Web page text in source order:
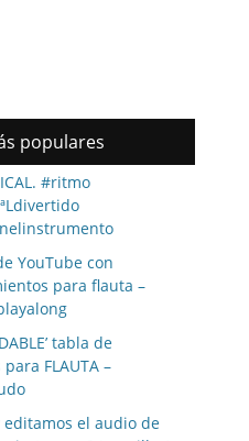
populares
#ritmo
YouTube con
para flauta –
tabla de
FLAUTA –
editamos el audio de